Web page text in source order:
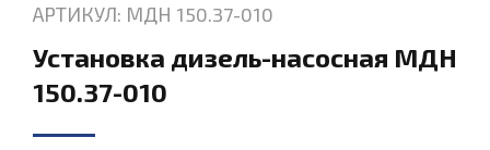
АРТИКУЛ: МДН 150.37-010
Установка дизель-насосная МДН
150.37-010